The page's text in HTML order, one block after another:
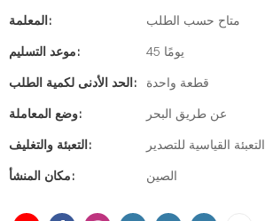
المعلمة: متاح حسب الطلب
موعد التسليم: 45 يومًا
الحد الأدنى لكمية الطلب: قطعة واحدة
وضع المعاملة: عن طريق البحر
التعبئة والتغليف: التعبئة القياسية للتصدير
مكان المنشأ: الصين